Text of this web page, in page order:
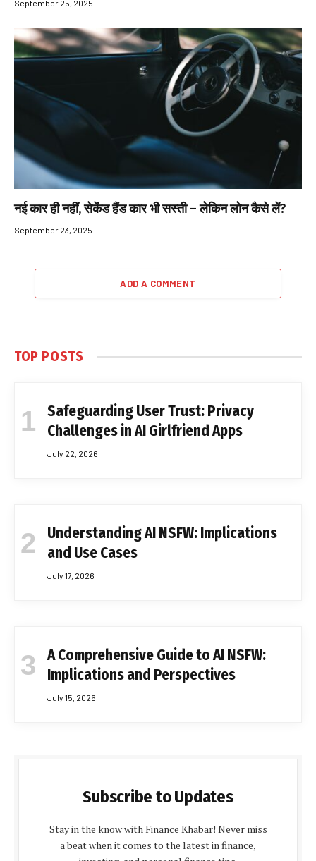
September 25, 2025
नई कार ही नहीं, सेकेंड हैंड कार भी सस्ती – लेकिन लोन कैसे लें?
September 23, 2025
ADD A COMMENT
TOP POSTS
Safeguarding User Trust: Privacy
Challenges in AI Girlfriend Apps
July 22, 2026
Understanding AI NSFW: Implications
and Use Cases
July 17, 2026
A Comprehensive Guide to AI NSFW:
Implications and Perspectives
July 15, 2026
Subscribe to Updates
Stay in the know with Finance Khabar! Never miss
a beat when it comes to the latest in finance,